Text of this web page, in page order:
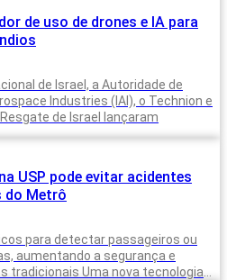
de uso de drones e IA para
de Israel, a Autoridade de
Industries (IAI), o Technion e
de Israel lançaram
USP pode evitar acidentes
do Metrô
para detectar passageiros ou
aumentando a segurança e
tradicionais Uma nova tecnologia